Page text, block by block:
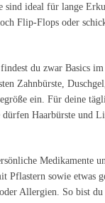
sind ideal für lange
Flip-Flops oder
du zwar Basics
Zahnbürste,
ein. Für deine
Haarbürste und
Medikamente
Pflastern sowie etwas
Allergien. So bist